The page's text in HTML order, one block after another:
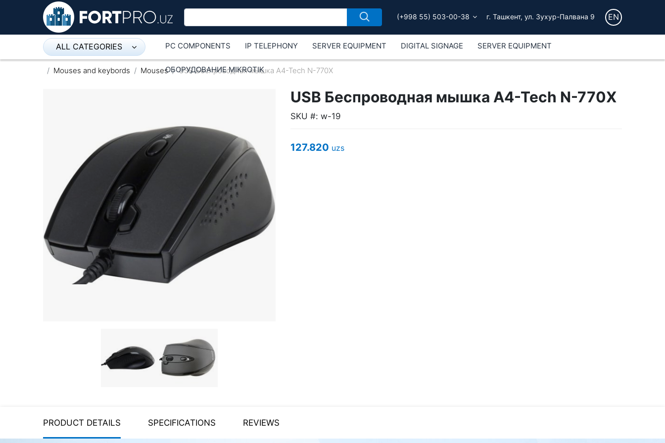
(+998 55) 503-00-38 г. Ташкент, ул. Зухур-Палвана 9 EN
ALL CATEGORIES
Микрофон
ADSL, Wan / Lan Routers, Wi-Fi
IP Telephony
Stereo systems
Server equipment
UPS Uninterruptible Power
Supply
Headphones
Video conferencing
PC COMPONENTS IP TELEPHONY SERVER EQUIPMENT DIGITAL SIGNAGE SERVER EQUIPMENT
ОБОРУДОВАНИЕ MIKROTIK
Mouses and keybords Mouses USB Беспроводная мышка A4-Tech N-770X
USB Беспроводная мышка A4-Tech N-770X
SKU #: w-19
127.820 uzs
PRODUCT DETAILS SPECIFICATIONS REVIEWS